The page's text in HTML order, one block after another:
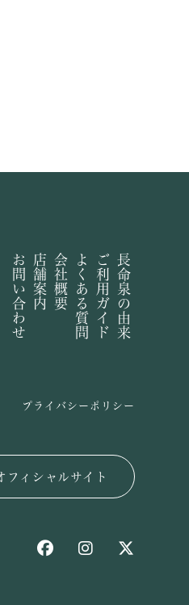
長命泉の由来
ご利用ガイド
よくある質問
会社概要
店舗案内
お問い合わせ
フィシャルサイト
プライバシーポリシー